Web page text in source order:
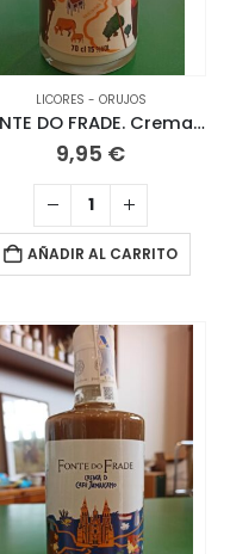
LICORES - ORUJOS
FONTE DO FRADE. Crema de Arroz con Leche 70 CL
9,95 €
AÑADIR AL CARRITO